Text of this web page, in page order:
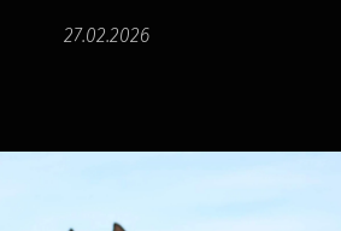
27.02.2026